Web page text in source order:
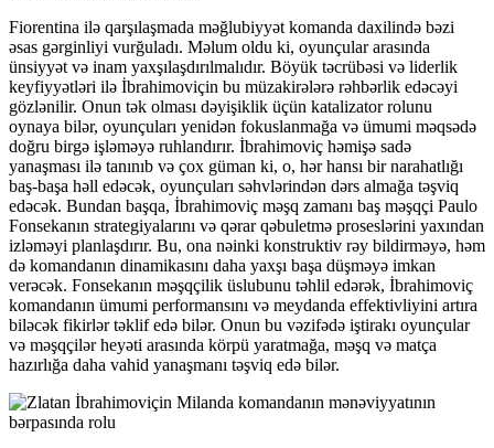
Fiorentina ilə qarşılaşmada məğlubiyyət komanda daxilində bəzi
əsas gərginliyi vurğuladı. Məlum oldu ki, oyunçular arasında
ünsiyyət və inam yaxşılaşdırılmalıdır. Böyük təcrübəsi və liderlik
keyfiyyətləri ilə İbrahimoviçin bu müzakirələrə rəhbərlik edəcəyi
gözlənilir. Onun tək olması dəyişiklik üçün katalizator rolunu
oynaya bilər, oyunçuları yenidən fokuslanmağa və ümumi məqsədə
doğru birgə işləməyə ruhlandırır. İbrahimoviç həmişə sadə
yanaşması ilə tanınıb və çox güman ki, o, hər hansı bir narahatlığı
baş-başa həll edəcək, oyunçuları səhvlərindən dərs almağa təşviq
edəcək. Bundan başqa, İbrahimoviç məşq zamanı baş məşqçi Paulo
Fonsekanın strategiyalarını və qərar qəbuletmə proseslərini yaxından
izləməyi planlaşdırır. Bu, ona nəinki konstruktiv rəy bildirməyə, həm
də komandanın dinamikasını daha yaxşı başa düşməyə imkan
verəcək. Fonsekanın məşqçilik üslubunu təhlil edərək, İbrahimoviç
komandanın ümumi performansını və meydanda effektivliyini artıra
biləcək fikirlər təklif edə bilər. Onun bu vəzifədə iştirakı oyunçular
və məşqçilər heyəti arasında körpü yaratmağa, məşq və matça
hazırlığa daha vahid yanaşmanı təşviq edə bilər.